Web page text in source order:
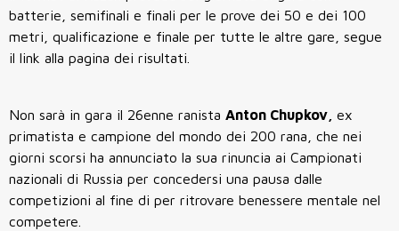
batterie, semifinali e finali per le prove dei 50 e dei 100
metri, qualificazione e finale per tutte le altre gare, segue
il link alla pagina dei risultati.
Non sarà in gara il 26enne ranista Anton Chupkov, ex
primatista e campione del mondo dei 200 rana, che nei
giorni scorsi ha annunciato la sua rinuncia ai Campionati
nazionali di Russia per concedersi una pausa dalle
competizioni al fine di per ritrovare benessere mentale nel
competere.